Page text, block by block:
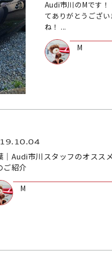
Audi市川のMです！
てありがとうござ
ね！ ...
M
｜Audi市川スタッフのオスス
ご紹介
M